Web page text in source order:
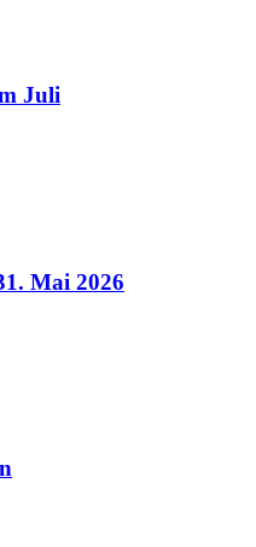
Juli
Mai 2026